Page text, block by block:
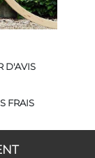
D'AVIS
FRAIS